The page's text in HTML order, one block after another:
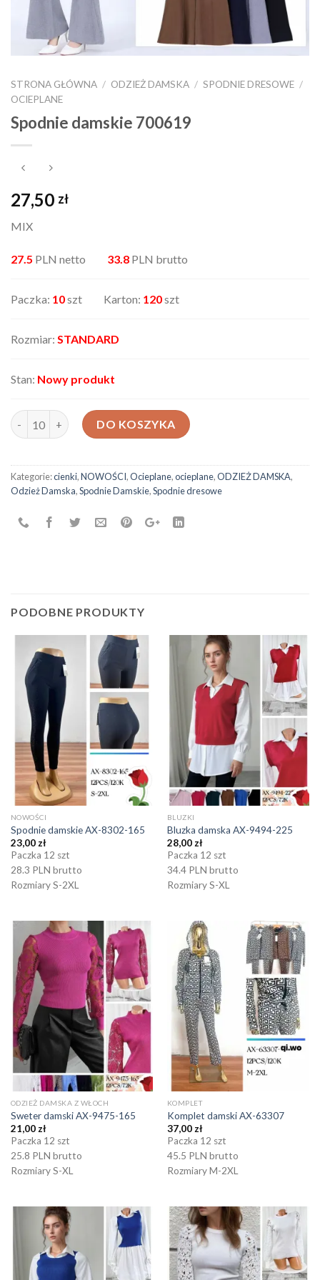
STRONA GŁÓWNA / ODZIEŻ DAMSKA / SPODNIE DRESOWE /
OCIEPLANE
Spodnie damskie 700619
27,50 zł
MIX
27.5 PLN netto 33.8 PLN brutto
Paczka: 10szt Karton: 120szt
Rozmiar: STANDARD
Stan: Nowy produkt
ilość Spodnie damskie 700619
DO KOSZYKA
Kategorie:cienki,NOWOŚCI,Ocieplane,ocieplane,ODZIEŻ DAMSKA,
Odzież Damska,Spodnie Damskie,Spodnie dresowe
PODOBNE PRODUKTY
NOWOŚCI
Spodnie damskie AX-8302-165
23,00 zł
Paczka 12 szt
28.3 PLN brutto
Rozmiary S-2XL
BLUZKI
Bluzka damska AX-9494-225
28,00 zł
Paczka 12 szt
34.4 PLN brutto
Rozmiary S-XL
ODZIEŻ DAMSKA Z WŁOCH
Sweter damski AX-9475-165
21,00 zł
Paczka 12 szt
25.8 PLN brutto
Rozmiary S-XL
KOMPLET
Komplet damski AX-63307
37,00 zł
Paczka 12 szt
45.5 PLN brutto
Rozmiary M-2XL